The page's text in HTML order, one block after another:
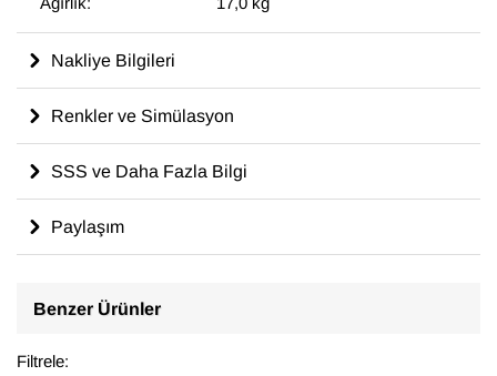
Nakliye Bilgileri
Renkler ve Simülasyon
SSS ve Daha Fazla Bilgi
Paylaşım
Benzer Ürünler
Filtrele: